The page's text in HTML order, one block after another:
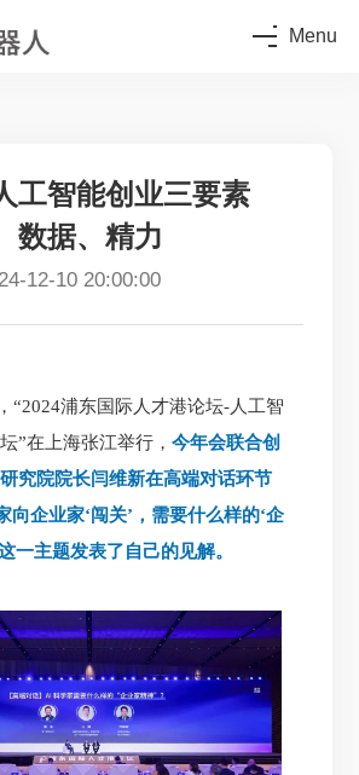
Menu
工智能创业三要素
据、精力
12-10 20:00:00
浦东国际人才港论坛-人工智
”在上海张江举行，今年会联合创
究院院长闫维新在高端对话环节
向企业家‘闯关’，需要什么样的‘企
一主题发表了自己的见解。